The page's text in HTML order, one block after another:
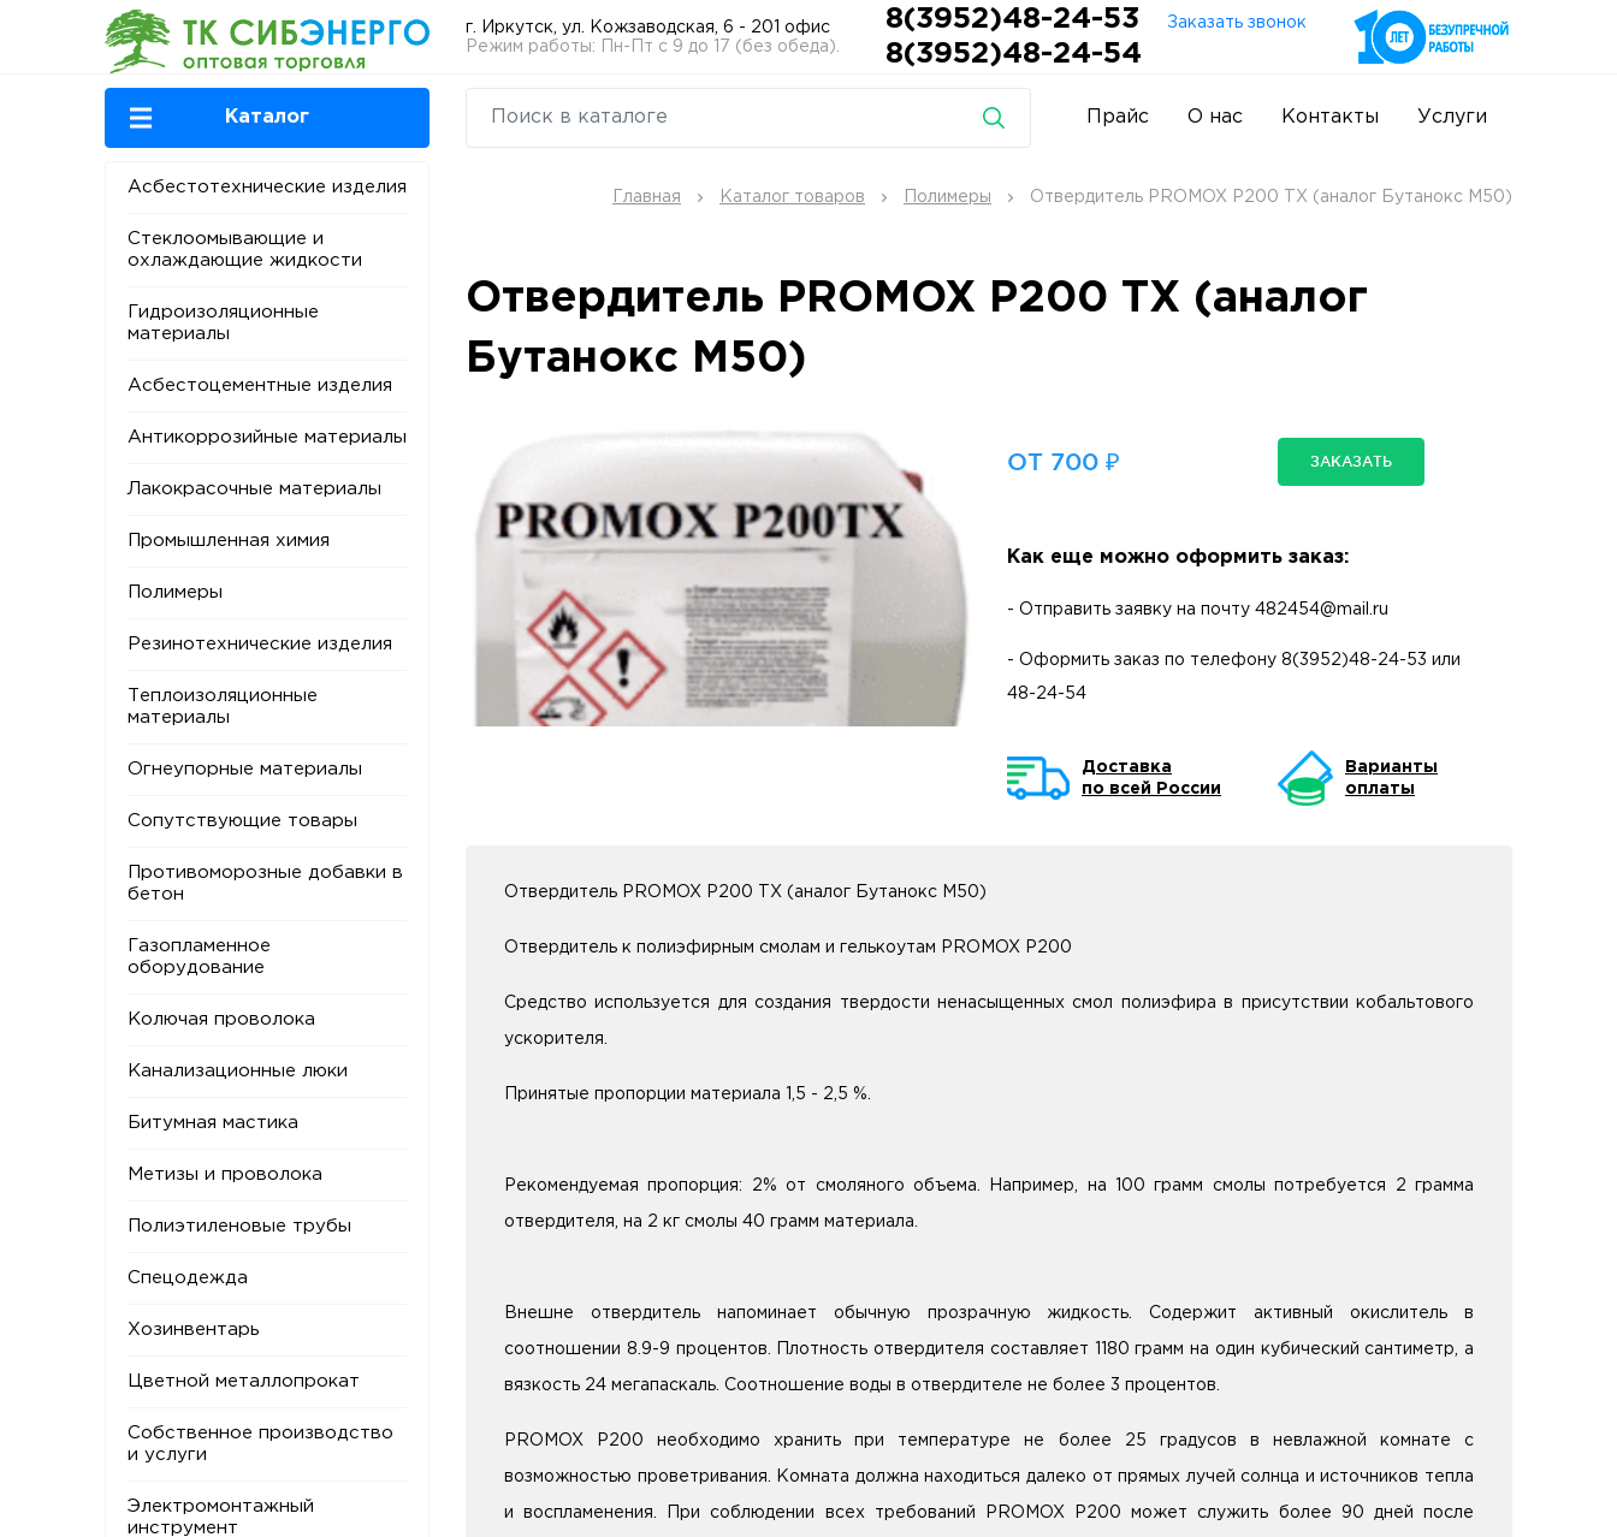
г. Иркутск, ул. Кожзаводская, 6 - 201 офис
Режим работы: Пн-Пт с 9 до 17 (без обеда).
8(3952)48-24-53 Заказать звонок
8(3952)48-24-54
Каталог Прайс О нас Контакты Услуги
Асбестотехнические изделия
Стеклоомывающие и
охлаждающие жидкости
Гидроизоляционные
материалы
Асбестоцементные изделия
Антикоррозийные материалы
Лакокрасочные материалы
Промышленная химия
Полимеры
Резинотехнические изделия
Теплоизоляционные
материалы
Огнеупорные материалы
Сопутствующие товары
Противоморозные добавки в
бетон
Газопламенное
оборудование
Колючая проволока
Канализационные люки
Битумная мастика
Метизы и проволока
Полиэтиленовые трубы
Спецодежда
Хозинвентарь
Цветной металлопрокат
Собственное производство
и услуги
Электромонтажный
инструмент
Главная Каталог товаров Полимеры Отвердитель PROMOX P200 TX (аналог Бутанокс М50)
Отвердитель PROMOX P200 TX (аналог
Бутанокс М50)
ОТ 700 ₽ ЗАКАЗАТЬ
Как еще можно оформить заказ:
- Отправить заявку на почту 482454@mail.ru
- Оформить заказ по телефону 8(3952)48-24-53 или
48-24-54
Доставка
по всей России
Варианты
оплаты
Отвердитель PROMOX P200 TX (аналог Бутанокс М50)
Отвердитель к полиэфирным смолам и гелькоутам PROMOX P200
Средство используется для создания твердости ненасыщенных смол полиэфира в присутствии кобальтового
ускорителя.
Принятые пропорции материала 1,5 - 2,5 %.
Рекомендуемая пропорция: 2% от смоляного объема. Например, на 100 грамм смолы потребуется 2 грамма
отвердителя, на 2 кг смолы 40 грамм материала.
Внешне отвердитель напоминает обычную прозрачную жидкость. Содержит активный окислитель в
соотношении 8.9-9 процентов. Плотность отвердителя составляет 1180 грамм на один кубический сантиметр, а
вязкость 24 мегапаскаль. Соотношение воды в отвердителе не более 3 процентов.
PROMOX P200 необходимо хранить при температуре не более 25 градусов в невлажной комнате с
возможностью проветривания. Комната должна находиться далеко от прямых лучей солнца и источников тепла
и воспламенения. При соблюдении всех требований PROMOX P200 может служить более 90 дней после